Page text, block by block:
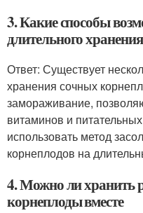
3. Какие способы
длительного
Ответ: Существует
хранения сочных
замораживание,
витаминов и
использовать метод
корнеплодов на
4. Можно ли хранить
корнеплоды вместе